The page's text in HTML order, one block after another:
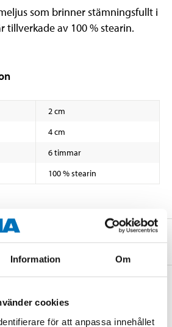
Information Om
cookies
för att anpassa innehållet
som brinner stämningsfullt i
tillverkade av 100 % stearin.
2 cm
4 cm
6 timmar
100 % stearin